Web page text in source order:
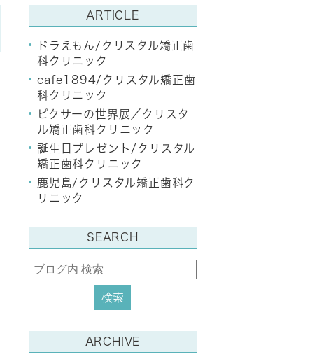
ARTICLE
ドラえもん/クリスタル矯正歯
科クリニック
cafe1894/クリスタル矯正歯
科クリニック
ピクサーの世界展／クリスタ
ル矯正歯科クリニック
誕生日プレゼント/クリスタル
矯正歯科クリニック
鹿児島/クリスタル矯正歯科ク
リニック
SEARCH
ARCHIVE